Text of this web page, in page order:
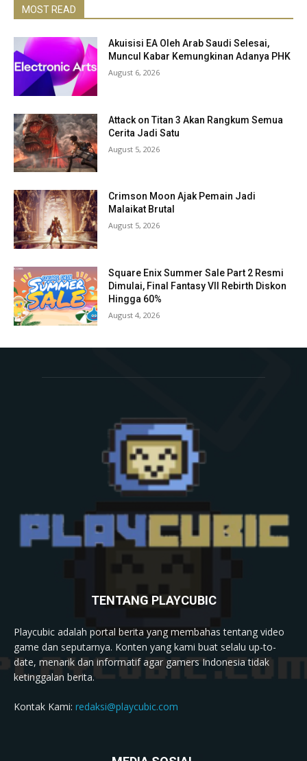
MOST READ
Akuisisi EA Oleh Arab Saudi Selesai,
Muncul Kabar Kemungkinan Adanya PHK
August 6, 2026
Attack on Titan 3 Akan Rangkum Semua
Cerita Jadi Satu
August 5, 2026
Crimson Moon Ajak Pemain Jadi
Malaikat Brutal
August 5, 2026
Square Enix Summer Sale Part 2 Resmi
Dimulai, Final Fantasy VII Rebirth Diskon
Hingga 60%
August 4, 2026
TENTANG PLAYCUBIC
Playcubic adalah portal berita yang membahas tentang video
game dan seputarnya. Konten yang kami buat selalu up-to-
date, menarik dan informatif agar gamers Indonesia tidak
ketinggalan berita.
Kontak Kami: redaksi@playcubic.com